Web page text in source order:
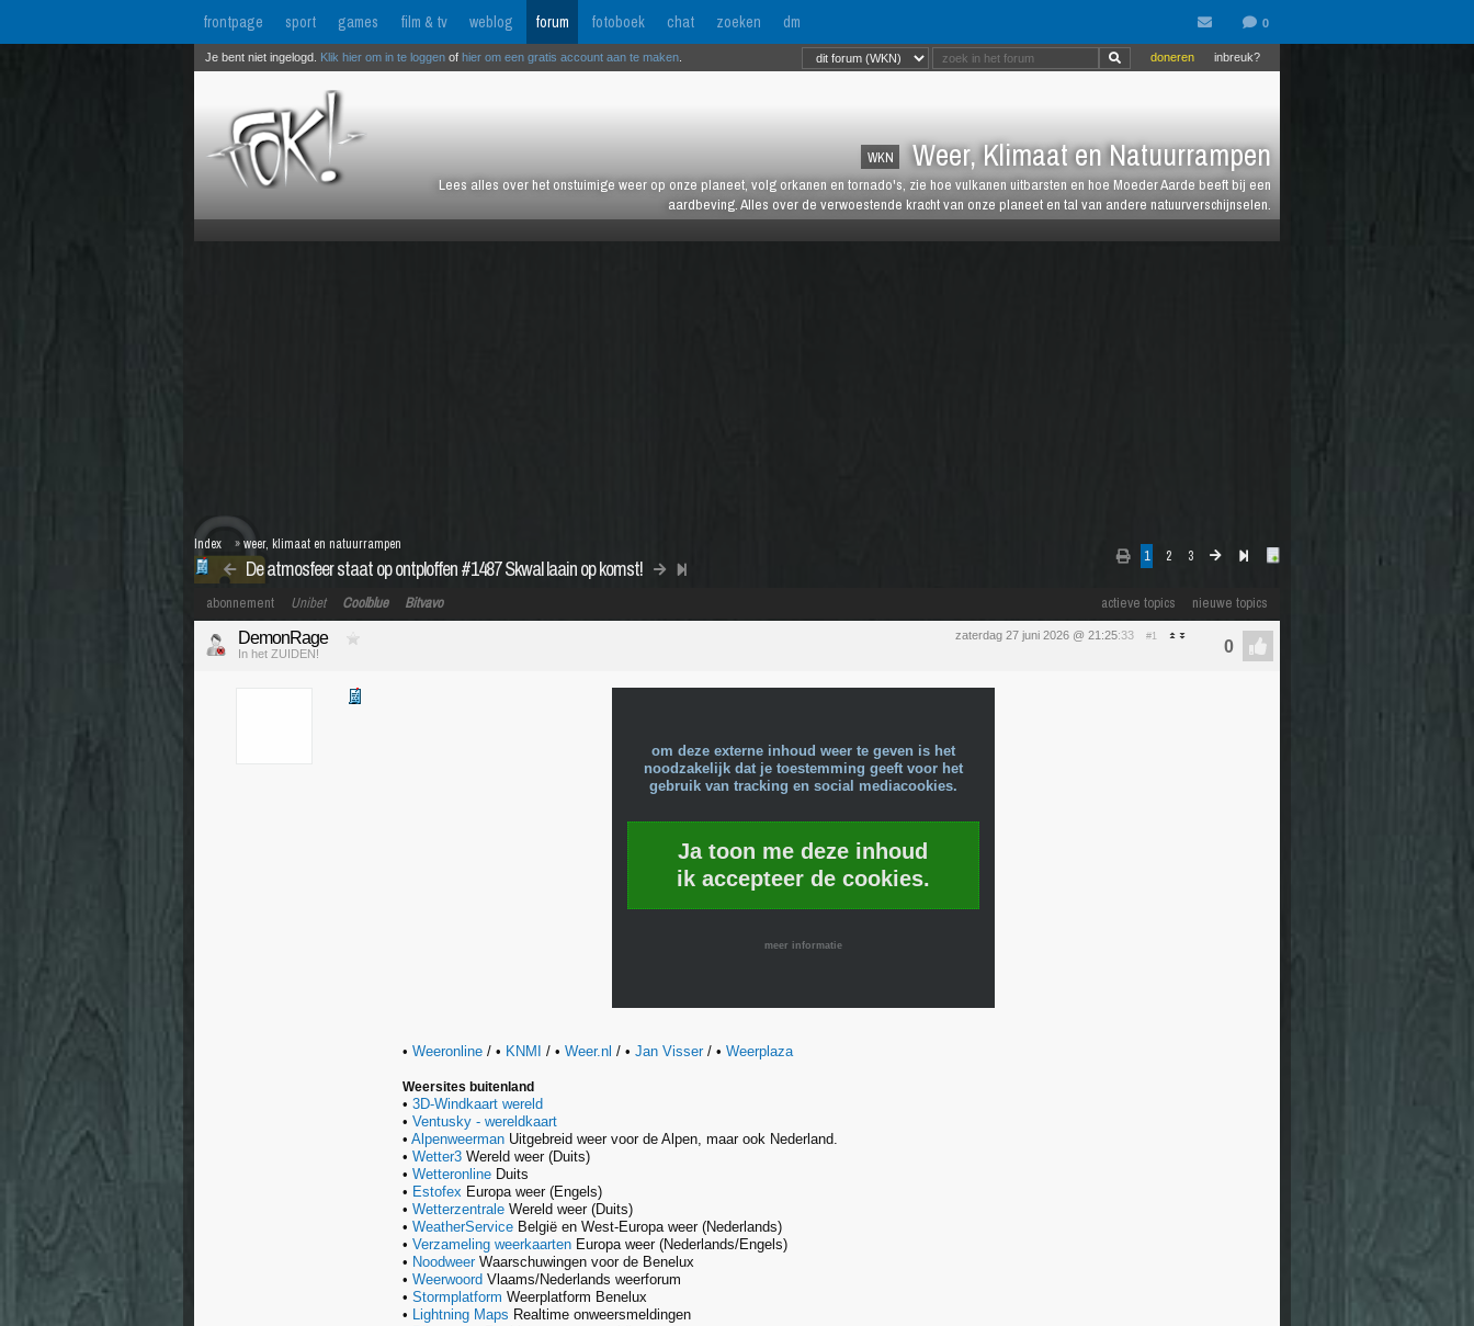
frontpage sport games film & tv weblog forum fotoboek chat zoeken dm
WKN Weer, Klimaat en Natuurrampen
Lees alles over het onstuimige weer op onze planeet, volg orkanen en tornado's, zie hoe vulkanen uitbarsten en hoe Moeder Aarde beeft bij een
aardbeving. Alles over de verwoestende kracht van onze planeet en tal van andere natuurverschijnselen.
inbreuk?
doneren
Je bent niet ingelogd. Klik hier om in te loggen of hier om een gratis account aan te maken
1 2 3
De atmosfeer staat op ontploffen #1487 Skwal laain op komst!
Index »weer, klimaat en natuurrampen
actieve topics nieuwe topics
abonnement Unibet Coolblue Bitvavo
zaterdag 27 juni 2026 @ 21:25:33 #1
DemonRage
In het ZUIDEN!
om deze externe inhoud weer te geven is het
noodzakelijk dat je toestemming geeft voor het
gebruik van tracking en social mediacookies.
Ja toon me deze inhoud
ik accepteer de cookies.
meer informatie
• Weeronline / • KNMI / • Weer.nl / • Jan Visser/ • Weerplaza
Weersites buitenland
• 3D-Windkaart wereld
• Ventusky - wereldkaart
• Alpenweerman Uitgebreid weer voor de Alpen, maar ook Nederland.
• Wetter3 Wereld weer (Duits)
• Wetteronline Duits
• Estofex Europa weer (Engels)
• Wetterzentrale Wereld weer (Duits)
• WeatherService België en West-Europa weer (Nederlands)
• Verzameling weerkaarten Europa weer (Nederlands/Engels)
• NoodweerWaarschuwingen voor de Benelux
• Weerwoord Vlaams/Nederlands weerforum
• Stormplatform Weerplatform Benelux
• Lightning Maps Realtime onweersmeldingen